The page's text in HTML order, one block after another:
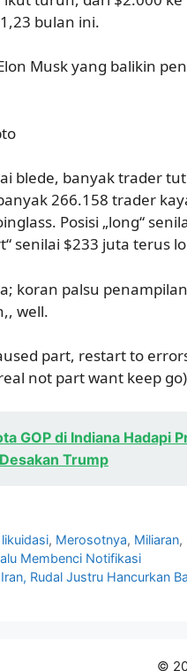
bulan ini.
Musk yang balikin
blede, banyak trader
266.158 trader
Posisi „long“
senilai $233 juta terus
koran palsu
well.
part, restart to
not part want keep
GOP di Indiana Hadapi
Trump
likuidasi, Merosotnya, Miliaran,
Membenci Notifikasi
Rudal Justru Hancurkan
©